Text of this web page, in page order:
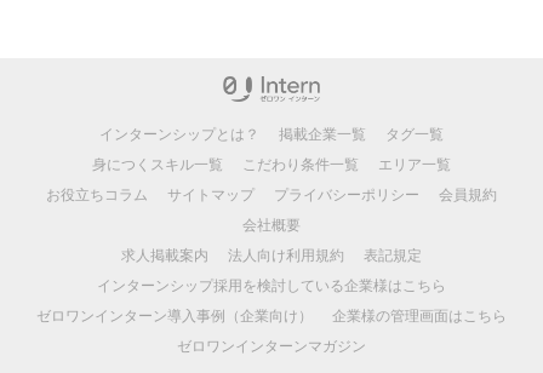
インターンシップとは？ 掲載企業一覧
タグ一覧
身につくスキル一覧
こだわり条件一覧
エリア一覧
お役立ちコラム
サイトマップ プライバシーポリシー
会員規約
会社概要
求人掲載案内
法人向け利用規約
表記規定
インターンシップ採用を検討している企業様はこちら
ゼロワンインターン導入事例（企業向け）
企業様の管理画面はこちら
ゼロワンインターンマガジン